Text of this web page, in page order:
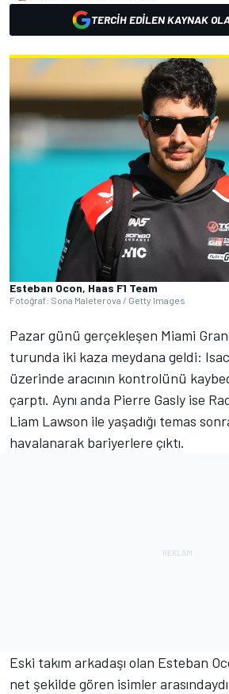
TERCIH EDILEN KAYNAK
Esteban Ocon, Haas F1 Team
Fotoğraf: Sona Maleterova / Getty Images
Pazar günü gerçekleşen Miami
turunda iki kaza meydana geldi:
üzerinde aracının kontrolünü
çarptı. Aynı anda Pierre Gasly ise
Liam Lawson ile yaşadığı temas
havalanarak bariyerlere çıktı.
Eski takım arkadaşı olan Esteban
net şekilde gören isimler